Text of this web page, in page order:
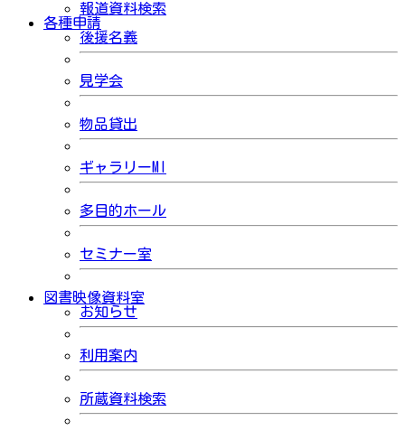
報道資料検索
各種申請
後援名義
見学会
物品貸出
ギャラリーMI
多目的ホール
セミナー室
図書映像資料室
お知らせ
利用案内
所蔵資料検索